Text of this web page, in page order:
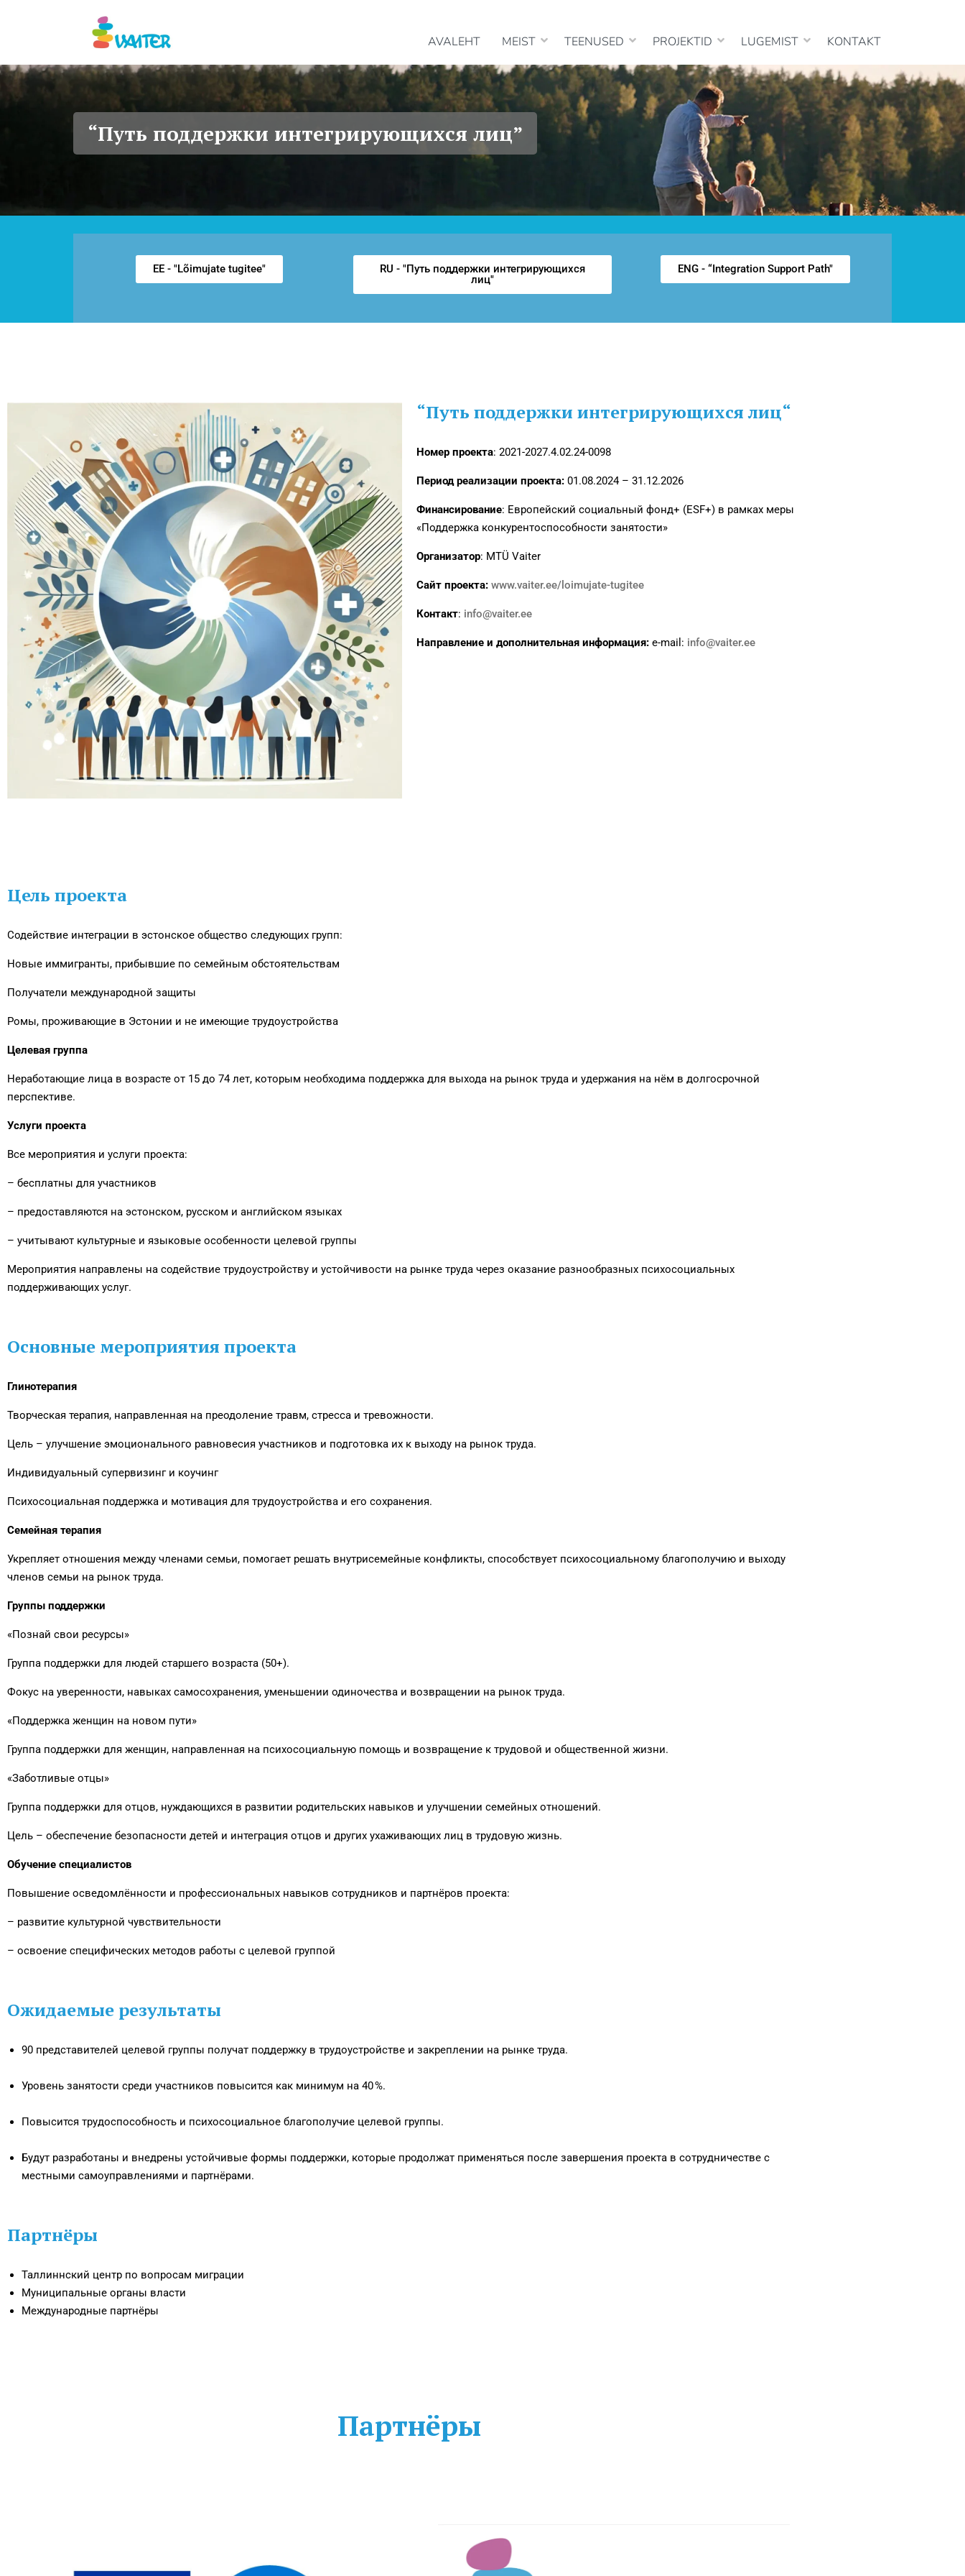
AVALEHT MEIST TEENUSED PROJEKTID LUGEMIST KONTAKT
“Путь поддержки интегрирующихся лиц”
EE - "Lõimujate tugitee"
RU - "Путь поддержки интегрирующихся
лиц"
ENG - “Integration Support Path"
“Путь поддержки интегрирующихся лиц“
Номер проекта: 2021-2027.4.02.24-0098
Период реализации проекта: 01.08.2024 – 31.12.2026
Финансирование: Европейский социальный фонд+ (ESF+) в рамках меры
«Поддержка конкурентоспособности занятости»
Организатор: MTÜ Vaiter
Сайт проекта: www.vaiter.ee/loimujate-tugitee
Контакт: info@vaiter.ee
Направление и дополнительная информация: e-mail: info@vaiter.ee
Цель проекта
Содействие интеграции в эстонское общество следующих групп:
Новые иммигранты, прибывшие по семейным обстоятельствам
Получатели международной защиты
Ромы, проживающие в Эстонии и не имеющие трудоустройства
Целевая группа
Неработающие лица в возрасте от 15 до 74 лет, которым необходима поддержка для выхода на рынок труда и удержания на нём в долгосрочной
перспективе.
Услуги проекта
Все мероприятия и услуги проекта:
– бесплатны для участников
– предоставляются на эстонском, русском и английском языках
– учитывают культурные и языковые особенности целевой группы
Мероприятия направлены на содействие трудоустройству и устойчивости на рынке труда через оказание разнообразных психосоциальных
поддерживающих услуг.
Основные мероприятия проекта
Глинотерапия
Творческая терапия, направленная на преодоление травм, стресса и тревожности.
Цель – улучшение эмоционального равновесия участников и подготовка их к выходу на рынок труда.
Индивидуальный супервизинг и коучинг
Психосоциальная поддержка и мотивация для трудоустройства и его сохранения.
Семейная терапия
Укрепляет отношения между членами семьи, помогает решать внутрисемейные конфликты, способствует психосоциальному благополучию и выходу
членов семьи на рынок труда.
Группы поддержки
«Познай свои ресурсы»
Группа поддержки для людей старшего возраста (50+).
Фокус на уверенности, навыках самосохранения, уменьшении одиночества и возвращении на рынок труда.
«Поддержка женщин на новом пути»
Группа поддержки для женщин, направленная на психосоциальную помощь и возвращение к трудовой и общественной жизни.
«Заботливые отцы»
Группа поддержки для отцов, нуждающихся в развитии родительских навыков и улучшении семейных отношений.
Цель – обеспечение безопасности детей и интеграция отцов и других ухаживающих лиц в трудовую жизнь.
Обучение специалистов
Повышение осведомлённости и профессиональных навыков сотрудников и партнёров проекта:
– развитие культурной чувствительности
– освоение специфических методов работы с целевой группой
Ожидаемые результаты
90 представителей целевой группы получат поддержку в трудоустройстве и закреплении на рынке труда.
Уровень занятости среди участников повысится как минимум на 40 %.
Повысится трудоспособность и психосоциальное благополучие целевой группы.
Будут разработаны и внедрены устойчивые формы поддержки, которые продолжат применяться после завершения проекта в сотрудничестве с
местными самоуправлениями и партнёрами.
Партнёры
Таллиннский центр по вопросам миграции
Муниципальные органы власти
Международные партнёры
Партнёры